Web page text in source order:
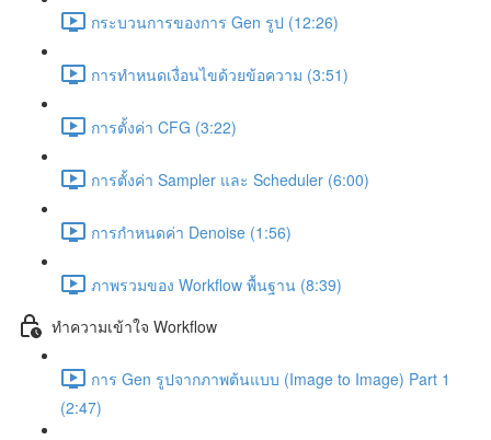
กระบวนการของการ Gen รูป (12:26)
การทำหนดเงื่อนไขด้วยข้อความ (3:51)
การตั้งค่า CFG (3:22)
การตั้งค่า Sampler และ Scheduler (6:00)
การกำหนดค่า Denoise (1:56)
ภาพรวมของ Workflow พื้นฐาน (8:39)
ทำความเข้าใจ Workflow
การ Gen รูปจากภาพต้นแบบ (Image to Image) Part 1
(2:47)